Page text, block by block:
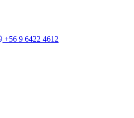
+56 9 6422 4612